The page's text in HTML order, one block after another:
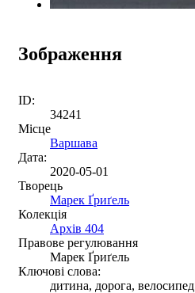
Зображення
ID:
34241
Місце
Варшава
Дата:
2020-05-01
Творець
Марек Ґриґель
Колекція
Архів 404
Правове регулювання
Марек Ґриґель
Ключові слова:
дитина, дорога, велосипед